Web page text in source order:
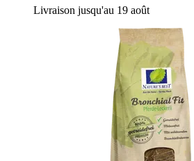
Livraison jusqu'au 19 août